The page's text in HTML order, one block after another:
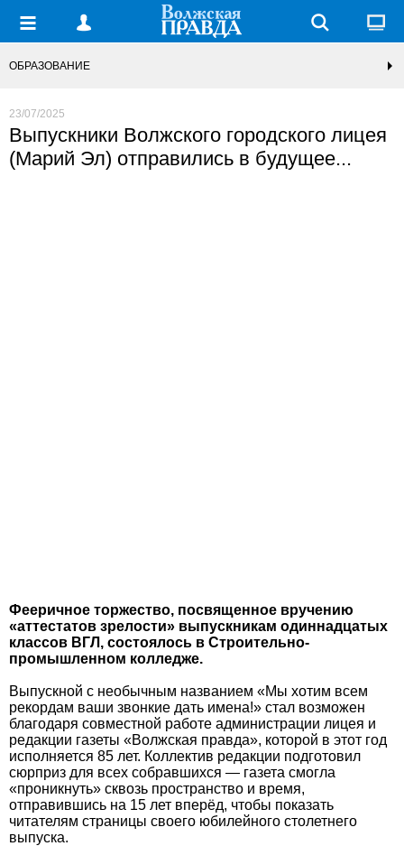
ОБРАЗОВАНИЕ
23/07/2025
Выпускники Волжского городского лицея
(Марий Эл) отправились в будущее...
Фееричное торжество, посвященное вручению
«аттестатов зрелости» выпускникам одиннадцатых
классов ВГЛ, состоялось в Строительно-
промышленном колледже.
Выпускной с необычным названием «Мы хотим всем
рекордам ваши звонкие дать имена!» стал возможен
благодаря совместной работе администрации лицея и
редакции газеты «Волжская правда», которой в этот год
исполняется 85 лет. Коллектив редакции подготовил
сюрприз для всех собравшихся — газета смогла
«проникнуть» сквозь пространство и время,
отправившись на 15 лет вперёд, чтобы показать
читателям страницы своего юбилейного столетнего
выпуска.